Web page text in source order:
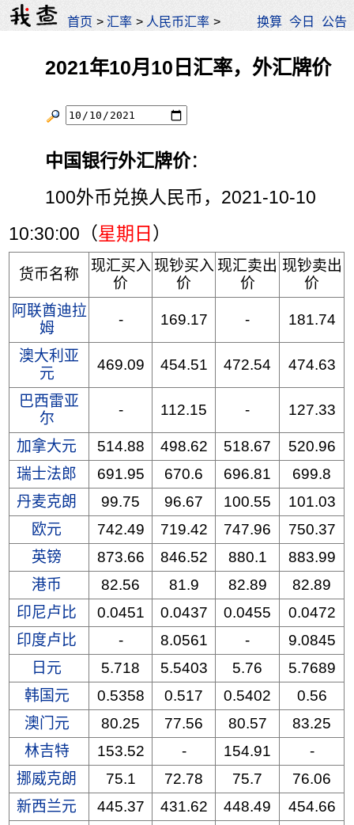
首页 >汇率 > 人民币汇率 > 换算 今日 公告
2021年10月10日汇率，外汇牌价
中国银行外汇牌价：
100外币兑换人民币，2021-10-10
10:30:00（星期日 ）
货币名称
现汇买入
价
现钞买入
价
现汇卖出
价
现钞卖出
价
阿联酋迪拉
姆
- 169.17 - 181.74
澳大利亚
元
469.09 454.51 472.54 474.63
巴西雷亚
尔
- 112.15 - 127.33
加拿大元 514.88 498.62 518.67
520.96
瑞士法郎
691.95 670.6 696.81
699.8
丹麦克朗
99.75 96.67 100.55
101.03
欧元
742.49 719.42 747.96
750.37
英镑
873.66 846.52 880.1
883.99
港币
82.56 81.9 82.89
82.89
印尼卢比
0.0451 0.0437 0.0455
0.0472
印度卢比
- 8.0561 -
9.0845
日元
5.718 5.5403 5.76
5.7689
韩国元
0.5358 0.517 0.5402
0.56
澳门元
80.25 77.56 80.57
83.25
林吉特
153.52 - 154.91
-
挪威克朗
75.1 72.78 75.7
76.06
新西兰元
445.37 431.62 448.49
454.66